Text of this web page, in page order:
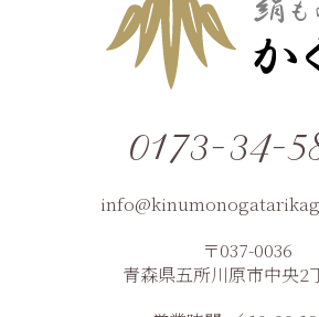
0173-34-
〒037-0036
青森県五所川原市中央2